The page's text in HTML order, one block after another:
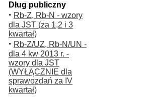
Dług publiczny
· Rb-Z, Rb-N - wzory
dla JST (za 1,2 i 3
kwartał)
· Rb-Z/UZ, Rb-N/UN -
dla 4 kw 2013 r. -
wzory dla JST
(WYŁĄCZNIE dla
sprawozdań za IV
kwartał)